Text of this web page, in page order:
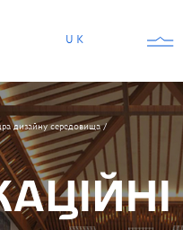
UK
дизайну середовища/